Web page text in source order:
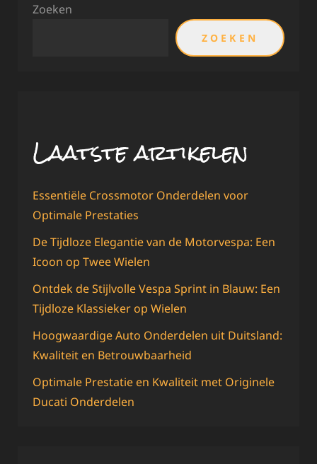
Zoeken
ZOEKEN
Laatste artikelen
Essentiële Crossmotor Onderdelen voor
Optimale Prestaties
De Tijdloze Elegantie van de Motorvespa: Een
Icoon op Twee Wielen
Ontdek de Stijlvolle Vespa Sprint in Blauw: Een
Tijdloze Klassieker op Wielen
Hoogwaardige Auto Onderdelen uit Duitsland:
Kwaliteit en Betrouwbaarheid
Optimale Prestatie en Kwaliteit met Originele
Ducati Onderdelen